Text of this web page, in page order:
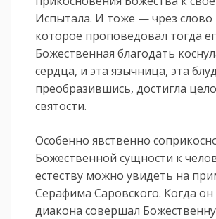
Испытала. И тоже — чрез слово
которое проповедовал тогда
Божественная благодать
сердца, и эта язычница, эта
преобразившись, достигла
святости.
Особенно явственно
Божественной сущности к
естеству можно увидеть на
Серафима Саровского. Когда
диакона совершал